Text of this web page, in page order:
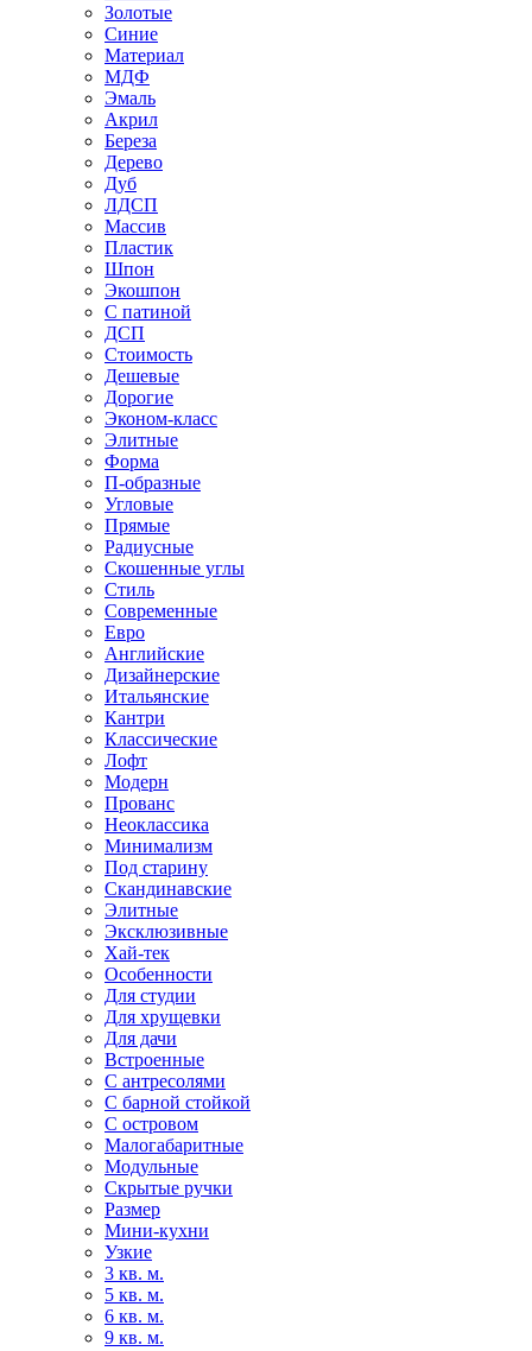
Золотые
Синие
Материал
МДФ
Эмаль
Акрил
Береза
Дерево
Дуб
ЛДСП
Массив
Пластик
Шпон
Экошпон
С патиной
ДСП
Стоимость
Дешевые
Дорогие
Эконом-класс
Элитные
Форма
П-образные
Угловые
Прямые
Радиусные
Скошенные углы
Стиль
Современные
Евро
Английские
Дизайнерские
Итальянские
Кантри
Классические
Лофт
Модерн
Прованс
Неоклассика
Минимализм
Под старину
Скандинавские
Элитные
Эксклюзивные
Хай-тек
Особенности
Для студии
Для хрущевки
Для дачи
Встроенные
С антресолями
С барной стойкой
С островом
Малогабаритные
Модульные
Скрытые ручки
Размер
Мини-кухни
Узкие
3 кв. м.
5 кв. м.
6 кв. м.
9 кв. м.